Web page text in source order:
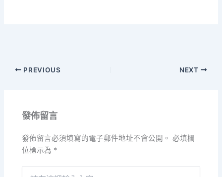
PREVIOUS NEXT
發佈留言
發佈留言必須填寫的電子郵件地址不會公開。 必填欄
位標示為 *